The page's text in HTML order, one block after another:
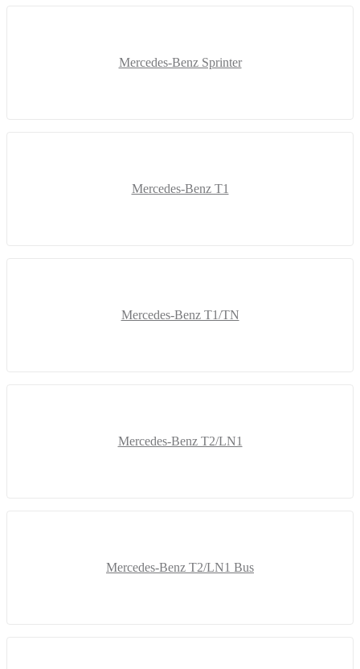
Mercedes-Benz Sprinter
Mercedes-Benz T1
Mercedes-Benz T1/TN
Mercedes-Benz T2/LN1
Mercedes-Benz T2/LN1 Bus